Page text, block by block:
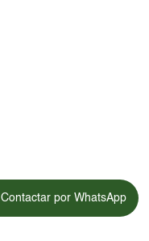
Contactar por WhatsApp